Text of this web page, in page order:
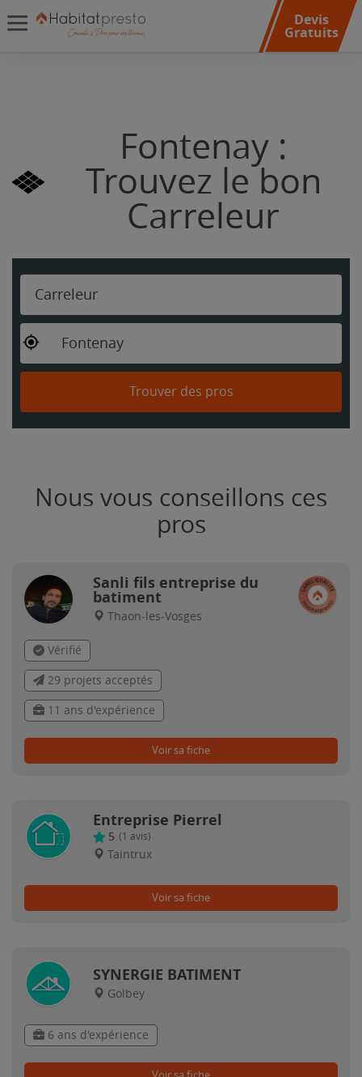
Devis
Gratuits
Fontenay :
Trouvez le bon
Carreleur
Carreleur
Fontenay
Trouver des pros
Nous vous conseillons ces
pros
Sanli fils entreprise du
batiment
Thaon-les-Vosges
Vérifié
29 projets acceptés
11 ans d'expérience
Voir sa fiche
Entreprise Pierrel
5 (1 avis)
Taintrux
Voir sa fiche
SYNERGIE BATIMENT
Golbey
6 ans d'expérience